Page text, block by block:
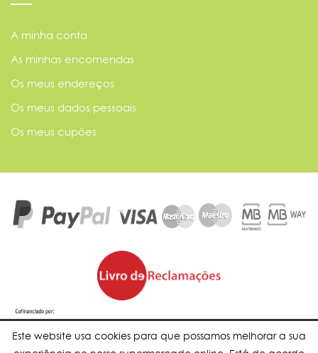
Este website usa cookies para que possamos melhorar a sua
A minha conta
As minhas encomendas
Os meus endereços
Os meus dados pessoais
Os meus cupões